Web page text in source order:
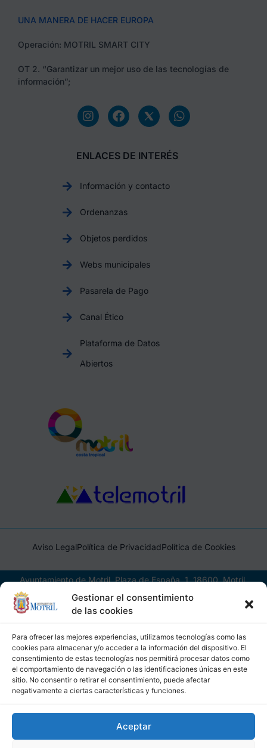
Gestionar el consentimiento
de las cookies
Para ofrecer las mejores experiencias, utilizamos tecnologías como las
cookies para almacenar y/o acceder a la información del dispositivo. El
consentimiento de estas tecnologías nos permitirá procesar datos como
el comportamiento de navegación o las identificaciones únicas en este
sitio. No consentir o retirar el consentimiento, puede afectar
negativamente a ciertas características y funciones.
Aceptar
UNA MANERA DE HACER EUROPA
Operación: MOTRIL SMART CITY
OT 2. “Garantizar un mejor uso de las tecnologías de
información”;
ENLACES DE INTERÉS
Información y contacto
Ordenanzas
Objetos perdidos
Webs municipales
Pasarela de Pago
Canal Ético
Plataforma de Datos
Abiertos
Aviso LegalPolítica de PrivacidadPolítica de Cookies
Ayuntamiento de Motril, Plaza de España, 1, 18600, Motril,
(Granada), CIF: P1814200J, DIR3: L01181400